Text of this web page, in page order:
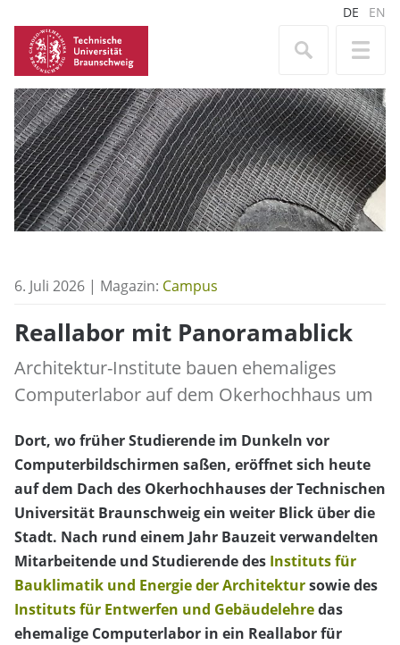
DE EN
6. Juli 2026 | Magazin: Campus
Reallabor mit Panoramablick
Architektur-Institute bauen ehemaliges
Computerlabor auf dem Okerhochhaus um
Dort, wo früher Studierende im Dunkeln vor
Computerbildschirmen saßen, eröffnet sich heute
auf dem Dach des Okerhochhauses der Technischen
Universität Braunschweig ein weiter Blick über die
Stadt. Nach rund einem Jahr Bauzeit verwandelten
Mitarbeitende und Studierende des Instituts für
Bauklimatik und Energie der Architektursowie des
Instituts für Entwerfen und Gebäudelehredas
ehemalige Computerlabor in ein Reallabor für